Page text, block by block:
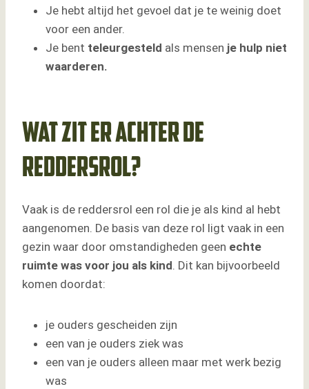
Je hebt altijd het gevoel dat je te weinig doet
voor een ander.
Je bent teleurgesteld als mensen je hulp niet
waarderen.
Wat zit er achter de
reddersrol?
Vaak is de reddersrol een rol die je als kind al hebt
aangenomen. De basis van deze rol ligt vaak in een
gezin waar door omstandigheden geen echte
ruimte was voor jou als kind. Dit kan bijvoorbeeld
komen doordat:
je ouders gescheiden zijn
een van je ouders ziek was
een van je ouders alleen maar met werk bezig
was